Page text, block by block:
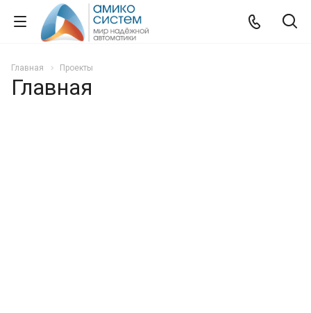
Главная Проекты
Главная